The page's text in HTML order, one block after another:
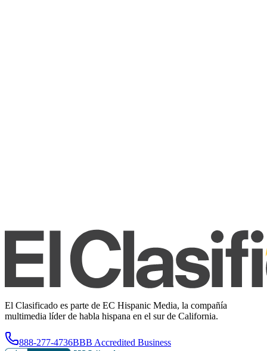
El Clasificado es parte de EC Hispanic Media, la compañía
multimedia líder de habla hispana en el sur de California.
888-277-4736BBB Accredited Business